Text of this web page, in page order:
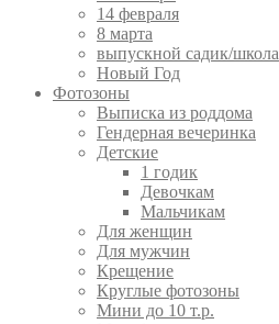
14 февраля
8 марта
выпускной садик/школа
Новый Год
Фотозоны
Выписка из роддома
Гендерная вечеринка
Детские
1 годик
Девочкам
Мальчикам
Для женщин
Для мужчин
Крещение
Круглые фотозоны
Мини до 10 т.р.